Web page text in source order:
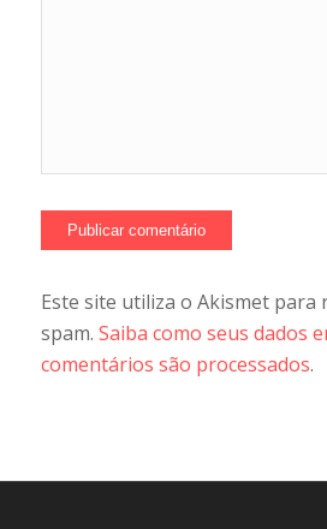
Este site utiliza o Akismet para
spam. Saiba como seus dados
comentários são processados.